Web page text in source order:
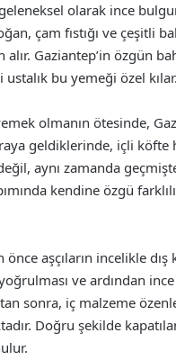
olarak ince
çam fıstığı ve çeşitli
alır. Gaziantep’in özgün
bu yemeği özel kılar.
olmanın ötesinde,
geldiklerinde, içli köfte
aynı zamanda
kendine özgü
aşçıların incelikle dış
ve ardından
sonra, iç malzeme
Doğru şekilde